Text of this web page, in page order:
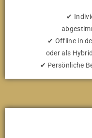
✔
✔ Offline in
oder als
✔ Persönliche